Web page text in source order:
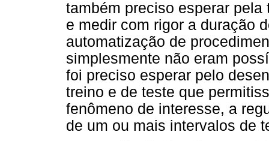
também preciso esperar
e medir com rigor a duração
automatização de
simplesmente não eram
foi preciso esperar pelo
treino e de teste que
fenômeno de interesse, a
de um ou mais intervalos de